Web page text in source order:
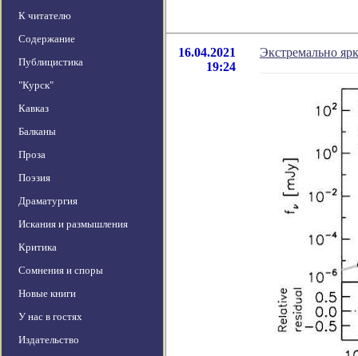
К читателю
Содержание
Публицистика
"Курск"
Кавказ
Балканы
Проза
Поэзия
Драматургия
Искания и размышления
Критика
Сомнения и споры
Новые книги
У нас в гостях
Издательство
16.04.2021
19:24
Экстремально